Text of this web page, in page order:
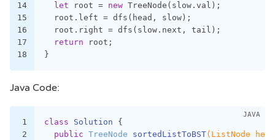
14
15
16
17
18
let root = new TreeNode(slow.val);
  root.left = dfs(head, slow);
  root.right = dfs(slow.next, tail);
return root;
}
Java Code:
1
2
class Solution
{
public TreeNode sortedListToBST(ListNode